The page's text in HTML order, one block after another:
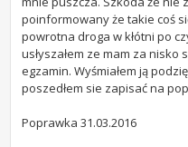
poinformowany że takie coś
powrotna droga w kłótni po
usłyszałem ze mam za nisko
egzamin. Wyśmiałem ją
poszedłem sie zapisać na
Poprawka 31.03.2016